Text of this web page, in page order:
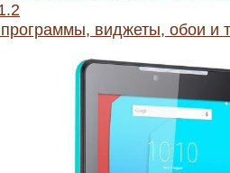
виджеты, обои и